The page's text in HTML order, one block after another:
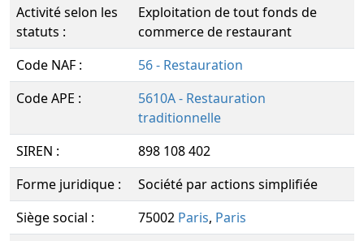
Activité selon les
statuts :
Exploitation de tout fonds de
commerce de restaurant
Code NAF :
56 - Restauration
Code APE :
5610A - Restauration
traditionnelle
SIREN :
898 108 402
Forme juridique :
Société par actions simplifiée
Siège social :
75002 Paris, Paris